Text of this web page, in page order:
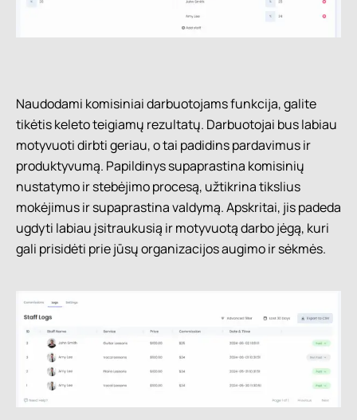
Naudodami komisiniai darbuotojams funkcija, galite
tikėtis keleto teigiamų rezultatų. Darbuotojai bus labiau
motyvuoti dirbti geriau, o tai padidins pardavimus ir
produktyvumą. Papildinys supaprastina komisinių
nustatymo ir stebėjimo procesą, užtikrina tikslius
mokėjimus ir supaprastina valdymą. Apskritai, jis padeda
ugdyti labiau įsitraukusią ir motyvuotą darbo jėgą, kuri
gali prisidėti prie jūsų organizacijos augimo ir sėkmės.